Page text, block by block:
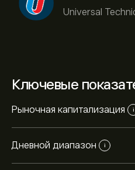
Universal
Ключевые
Рыночная капитализация i
Дневной диапазон i